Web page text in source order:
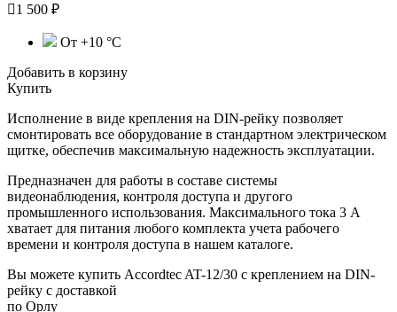
1 500 ₽
От +10 °С
Добавить в корзину
Купить
Исполнение в виде крепления на DIN-рейку позволяет
смонтировать все оборудование в стандартном электрическом
щитке, обеспечив максимальную надежность эксплуатации.
Предназначен для работы в составе системы
видеонаблюдения, контроля доступа и другого
промышленного использования. Максимального тока 3 А
хватает для питания любого комплекта учета рабочего
времени и контроля доступа в нашем каталоге.
Вы можете купить Accordtec AT-12/30 с креплением на DIN-
рейку с доставкой
по Орлу